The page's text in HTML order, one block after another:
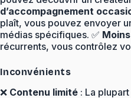
d’accompagnement
plaît, vous pouvez envoyer
médias spécifiques. ✅
récurrents, vous contrôlez
Inconvénients
❌ Contenu limité : La